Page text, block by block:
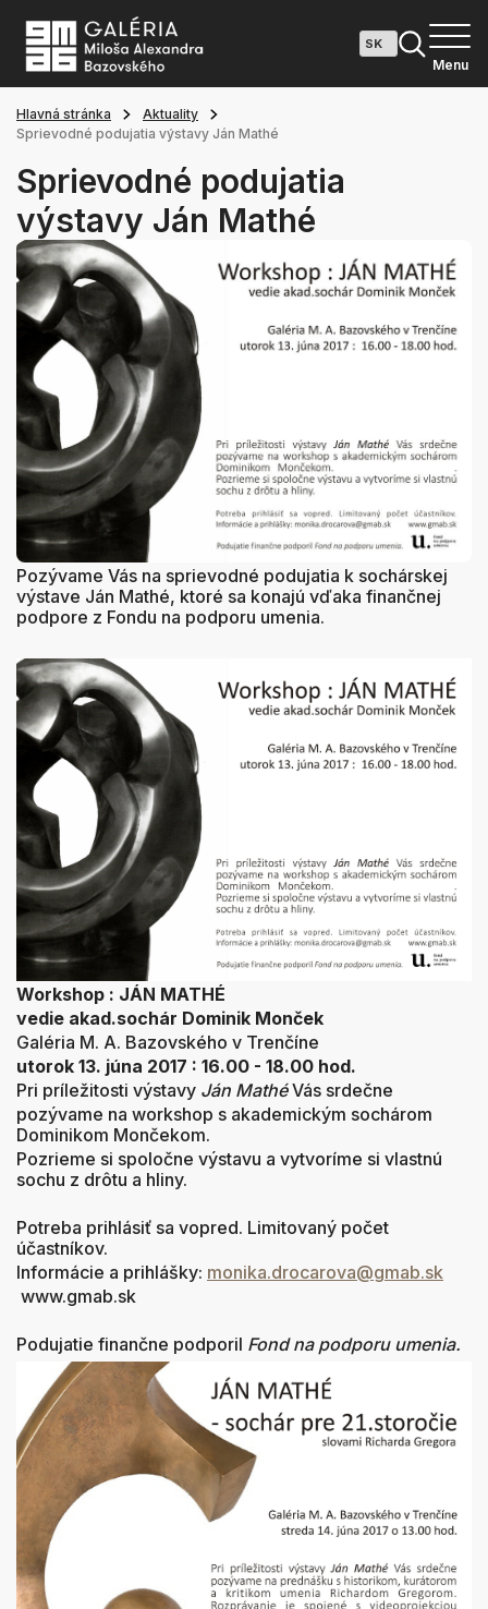
Menu
Hlavná stránka
Aktuality
Sprievodné podujatia výstavy Ján Mathé
Sprievodné podujatia
výstavy Ján Mathé
Pozývame Vás na sprievodné podujatia k sochárskej
výstave Ján Mathé, ktoré sa konajú vďaka finančnej
podpore z Fondu na podporu umenia.
Workshop : JÁN MATHÉ
vedie akad.sochár Dominik Monček
Galéria M. A. Bazovského v Trenčíne
utorok 13. júna 2017 : 16.00 - 18.00 hod.
Pri príležitosti výstavy Ján MathéVás srdečne
pozývame na workshop s akademickým sochárom
Dominikom Mončekom.
Pozrieme si spoločne výstavu a vytvoríme si vlastnú
sochu z drôtu a hliny.
Potreba prihlásiť sa vopred. Limitovaný počet
účastníkov.
Informácie a prihlášky: monika.drocarova@gmab.sk
www.gmab.sk
Podujatie finančne podporil Fond na podporu umenia.